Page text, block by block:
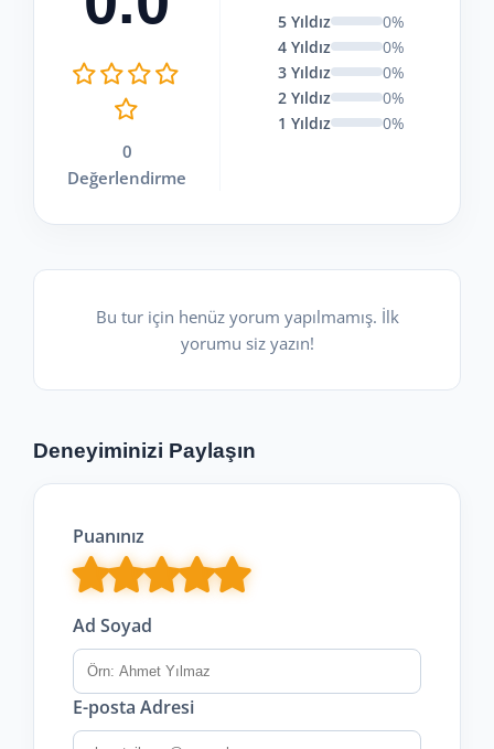
0
Değerlendirme
5 Yıldız
0%
4 Yıldız
0%
3 Yıldız
0%
2 Yıldız
0%
1 Yıldız
0%
Bu tur için henüz yorum yapılmamış. İlk
yorumu siz yazın!
Deneyiminizi Paylaşın
Puanınız
Ad Soyad
E-posta Adresi